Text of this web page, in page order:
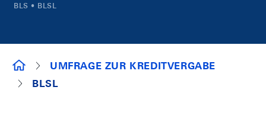
BLS • BLSL
ERHEBUNGSMITTEL
UMFRAGE ZUR KREDITVERGABE
BLSL